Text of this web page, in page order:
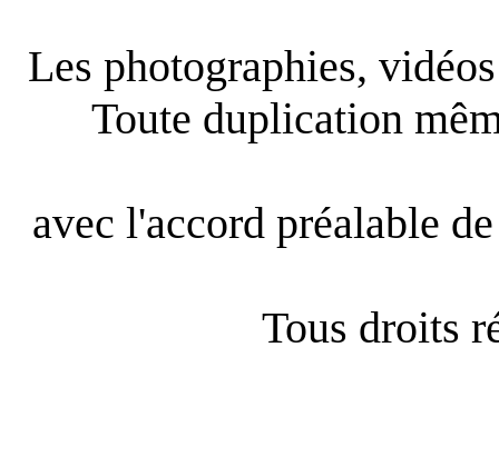
Les photographies,
Toute duplication
avec l'accord préalable
Tous droits